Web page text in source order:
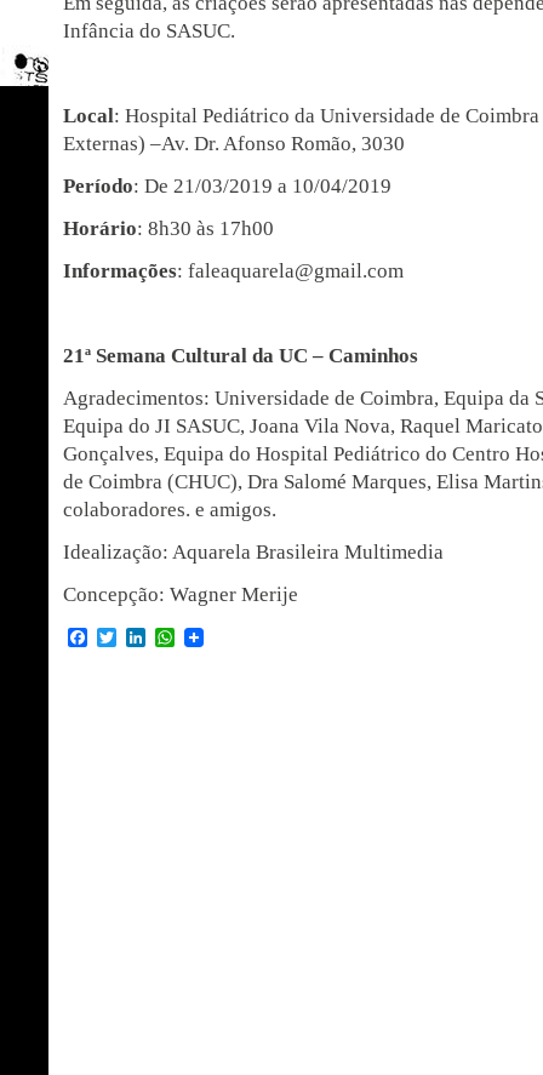
Infância do SASUC.
Local: Hospital Pediátrico da Universidade de
Externas) –Av. Dr. Afonso Romão, 3030
Período: De 21/03/2019 a 10/04/2019
Horário: 8h30 às 17h00
Informações: faleaquarela@gmail.com
21ª Semana Cultural da UC – Caminhos
Agradecimentos: Universidade de Coimbra, Equipa da
Equipa do JI SASUC, Joana Vila Nova, Raquel
Gonçalves, Equipa do Hospital Pediátrico do Centro
de Coimbra (CHUC), Dra Salomé Marques, Elisa
colaboradores. e amigos.
Idealização: Aquarela Brasileira Multimedia
Concepção: Wagner Merije
Facebook
TwitterLinkedInWhatsApp